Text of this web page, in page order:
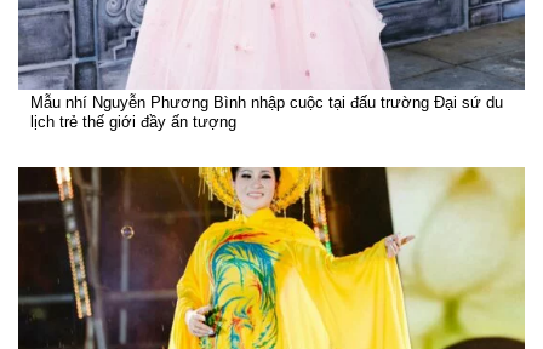
Mẫu nhí Nguyễn Phương Bình nhập cuộc tại đấu trường Đại sứ du
lịch trẻ thế giới đầy ấn tượng